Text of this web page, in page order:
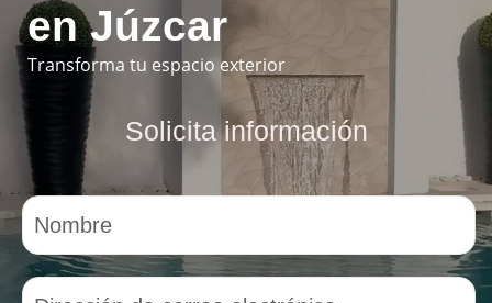
en Júzcar
Transforma tu espacio exterior
Solicita información